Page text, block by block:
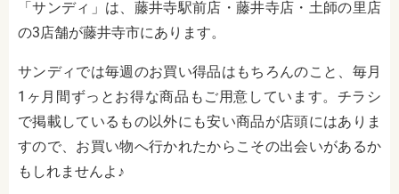
「サンディ」は、藤井寺駅前店・藤井寺店・土師の里店
の3店舗が藤井寺市にあります。
サンディでは毎週のお買い得品はもちろんのこと、毎月
1ヶ月間ずっとお得な商品もご用意しています。チラシ
で掲載しているもの以外にも安い商品が店頭にはありま
すので、お買い物へ行かれたからこその出会いがあるか
もしれませんよ♪